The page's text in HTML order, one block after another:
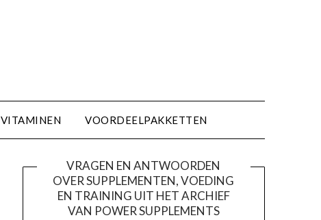
VITAMINEN VOORDEELPAKKETTEN
VRAGEN EN ANTWOORDEN
OVER SUPPLEMENTEN, VOEDING
EN TRAINING UIT HET ARCHIEF
VAN POWER SUPPLEMENTS